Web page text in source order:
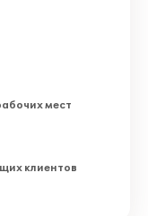
мест
клиентов